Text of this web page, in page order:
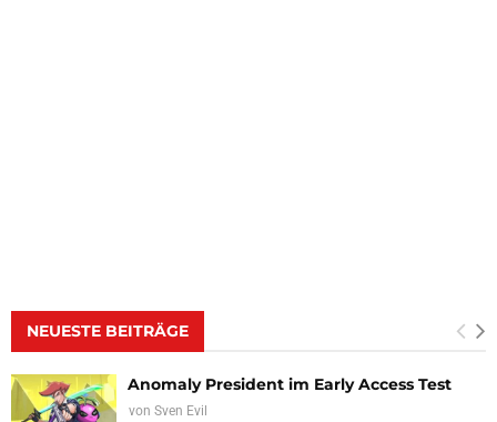
NEUESTE BEITRÄGE
Anomaly President im Early Access Test
von Sven Evil